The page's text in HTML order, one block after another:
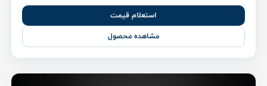
استعلام قیمت
مشاهده محصول